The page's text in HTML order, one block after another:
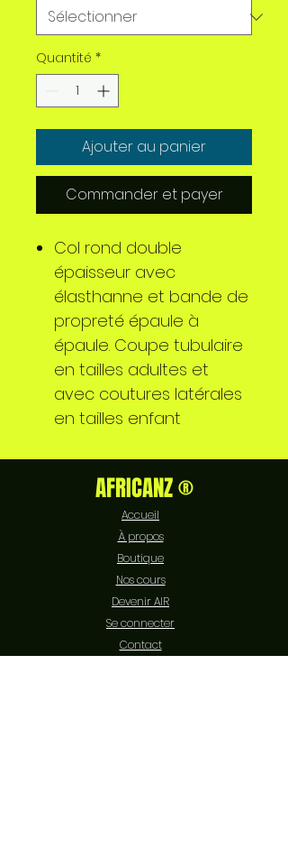
Quantité *
Ajouter au panier
Commander et payer
Col rond double
épaisseur avec
élasthanne et bande de
propreté épaule à
épaule. Coupe tubulaire
en tailles adultes et
avec coutures latérales
en tailles enfant
AFRICANZ ®
Accueil
À propos
Boutique
Nos cours
Devenir AIR
Se connecter
Contact